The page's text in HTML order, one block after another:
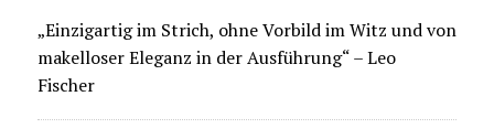
„Einzigartig im Strich, ohne Vorbild im Witz und von
makelloser Eleganz in der Ausführung“ – Leo
Fischer